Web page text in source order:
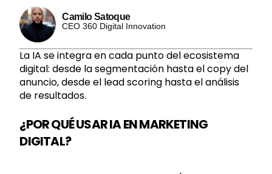
Camilo Satoque
CEO 360 Digital Innovation
La IA se integra en cada punto del ecosistema
digital: desde la segmentación hasta el copy del
anuncio, desde el lead scoring hasta el análisis
de resultados.
¿POR QUÉ USAR IA EN MARKETING
DIGITAL?